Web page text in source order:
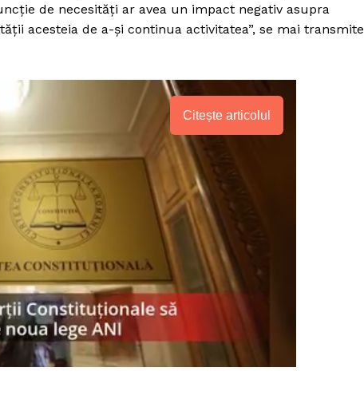
de necesități ar avea un impact negativ asupra
acesteia de a-și continua activitatea”, se mai transmite
Citește articolul